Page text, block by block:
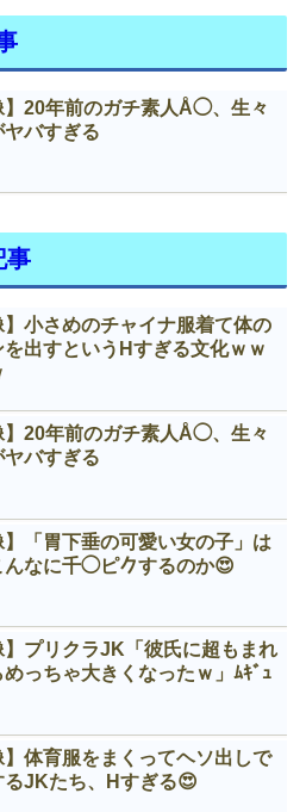
】20年前のガチ素人Å◯、生々
ヤバすぎる
事
】小さめのチャイナ服着て体の
を出すというНすぎる文化ｗｗ
】20年前のガチ素人Å◯、生々
ヤバすぎる
】「胃下垂の可愛い女の子」は
んなに千◯ピ𠂊するのか😍
】プリクラJK「彼氏に超もまれ
めっちゃ大きくなったｗ」ﾑｷﾞｭ
】体育服をまくってヘソ出しで
るJKたち、Нすぎる😍